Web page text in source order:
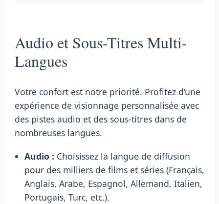
Audio et Sous-Titres Multi-
Langues
Votre confort est notre priorité. Profitez d’une
expérience de visionnage personnalisée avec
des pistes audio et des sous-titres dans de
nombreuses langues.
Audio : Choisissez la langue de diffusion
pour des milliers de films et séries (Français,
Anglais, Arabe, Espagnol, Allemand, Italien,
Portugais, Turc, etc.).